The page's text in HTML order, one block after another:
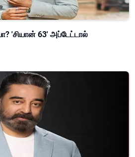
'சியான் 63' அப்டேட்டால்